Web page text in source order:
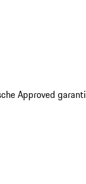
Approved garanti